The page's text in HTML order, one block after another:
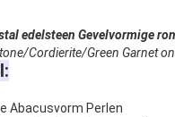
edelsteen Gevelvormige
Cordierite/Green Garnet
Abacusvorm Perlen